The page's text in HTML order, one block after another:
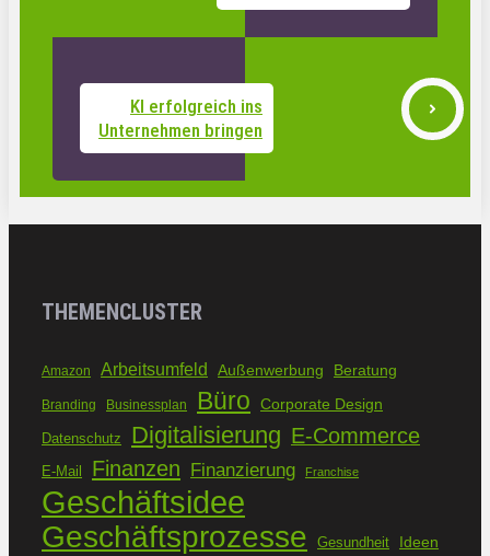
KI erfolgreich ins
Unternehmen bringen
THEMENCLUSTER
Amazon Arbeitsumfeld Außenwerbung Beratung
Branding Businessplan Büro Corporate Design
Datenschutz Digitalisierung E-Commerce
E-Mail Finanzen Finanzierung Franchise
Geschäftsidee
Geschäftsprozesse Gesundheit Ideen